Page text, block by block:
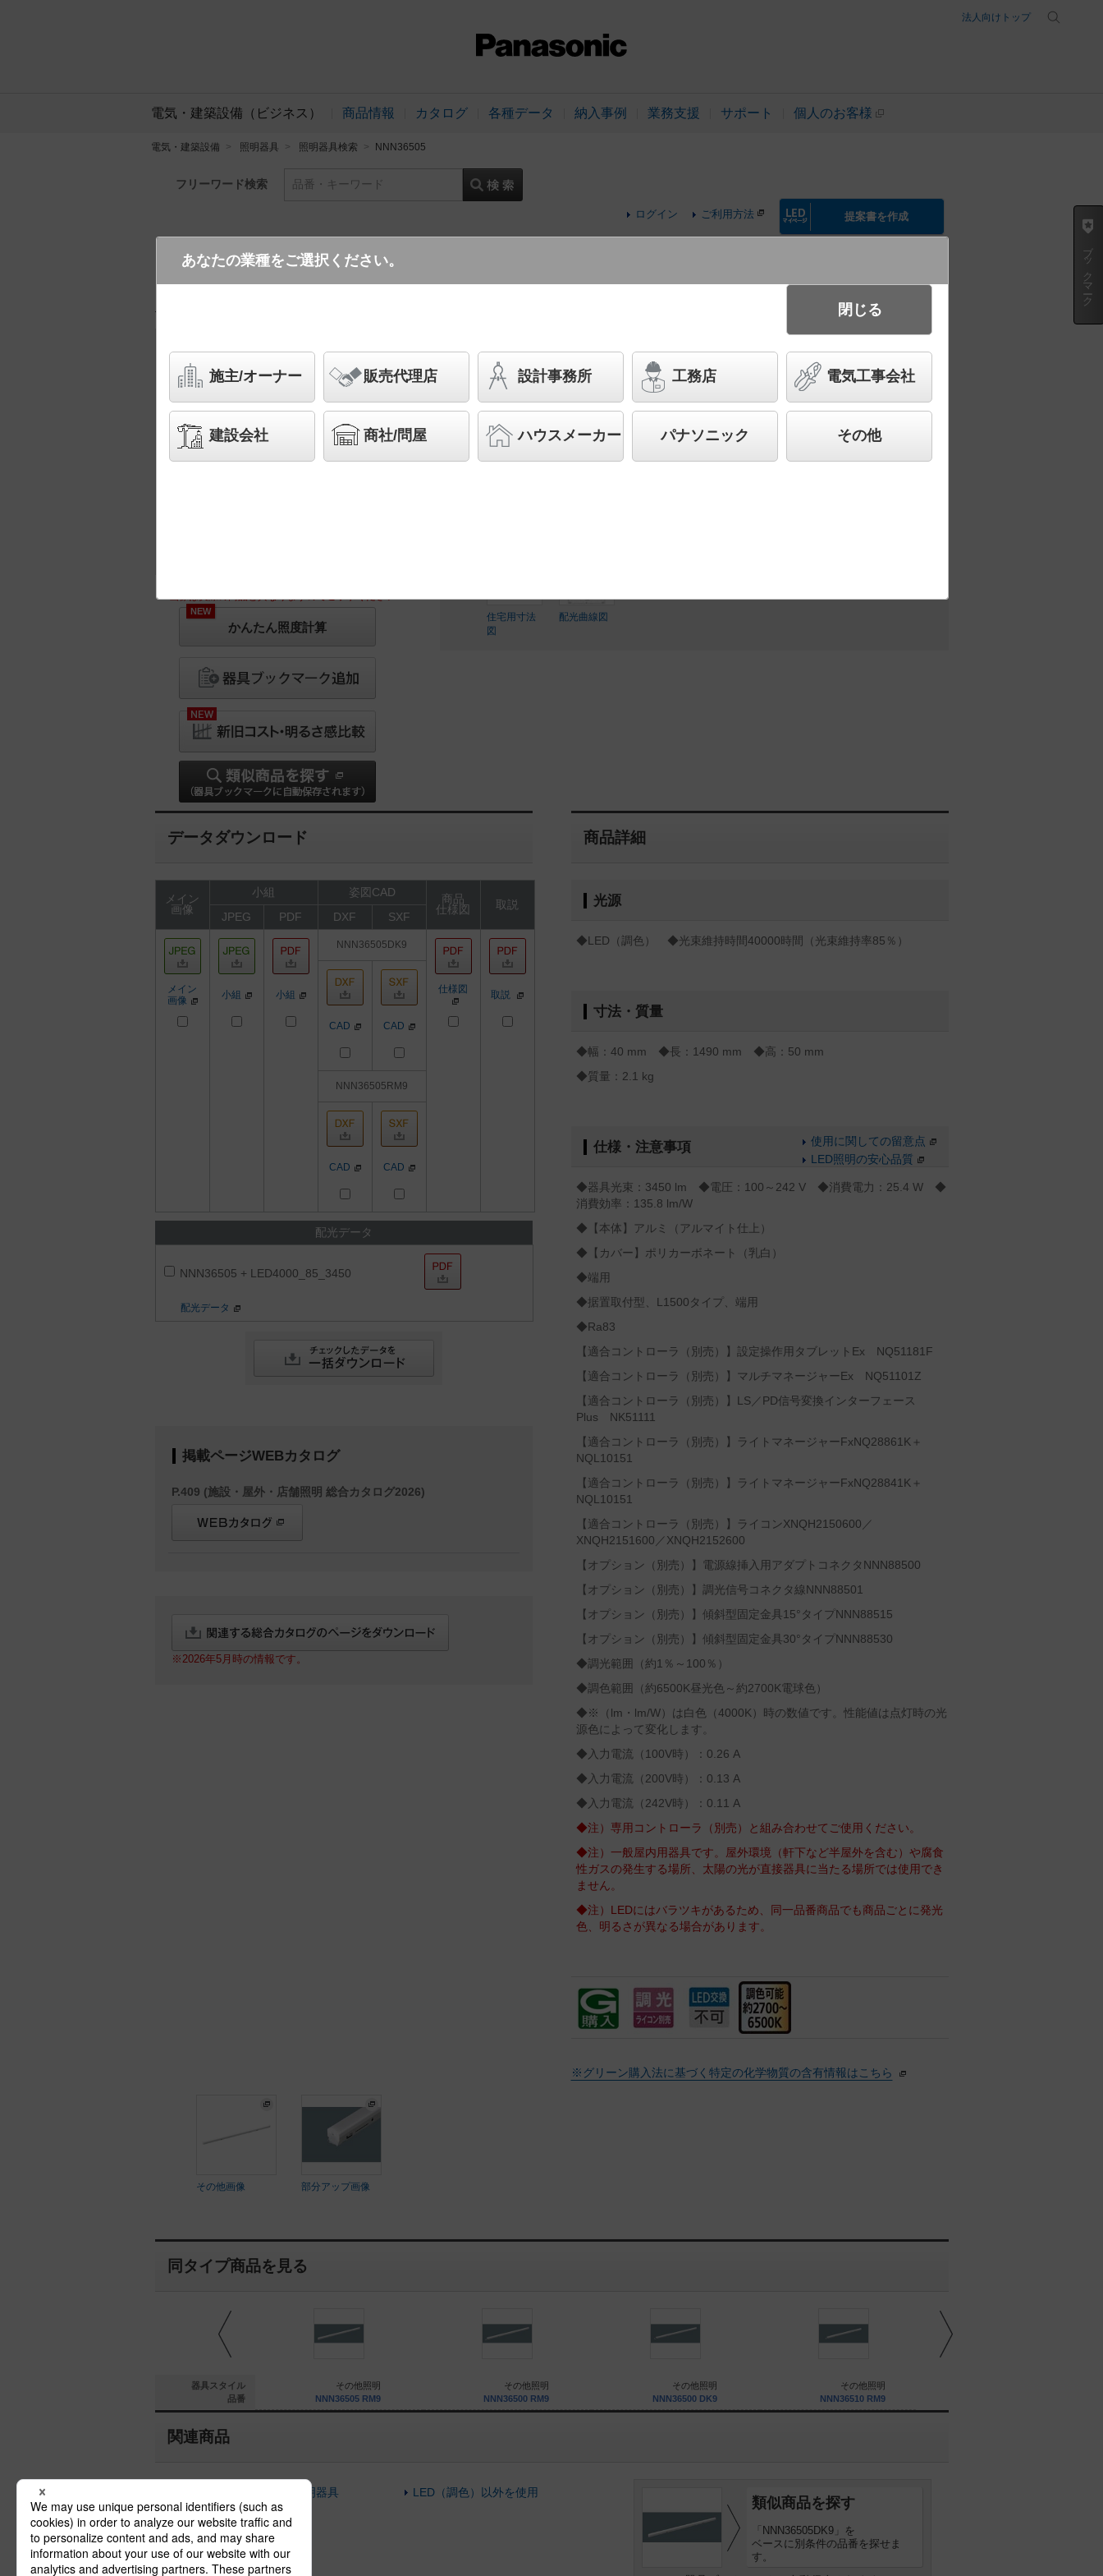
法人向けトップ
電気・建築設備（ビジネス） 商品情報 カタログ 各種データ 納入事例 業務支援 サポート 個人のお客様
電気・建築設備 照明器具 照明器具検索 NNN36505
フリーワード検索 品番・キーワード
ログイン ご利用方法 提案書を作成
NNN36505 DK9
※画像は実際の商品と異なりますのでご了承ください
NEW
かんたん照度計算
据置取付型 LED（調色） シームレス建築部材照明器具 端用 調光タイプ
（ライコン別売）・調色調光タイプ／L1500タイプ
スペシャル商品（先端技術や優れたデザイン性を持ち合わせ、快適で先進的な照明環境をご提
案する商品群です）
◆工場在庫品
◆希望小売価格 46,400 円（税抜）
住宅用寸法
図
配光曲線図
データダウンロード
メイン
画像
小組 姿図CAD
商品
仕様図
取説
JPEG
PDF DXF SXF
メイン
画像
小組 小組
NNN36505DK9
仕様図 取説
CAD CAD
NNN36505RM9
CAD CAD
配光データ
NNN36505 + LED4000_85_3450
配光データ
掲載ページWEBカタログ
P.409 (施設・屋外・店舗照明 総合カタログ2026)
※2026年5月時の情報です。
商品詳細
光源
◆LED（調色） ◆光束維持時間40000時間（光束維持率85％）
寸法・質量
◆幅：40 mm ◆長：1490 mm ◆高：50 mm
◆質量：2.1 kg
仕様・注意事項
使用に関しての留意点
LED照明の安心品質
◆器具光束：3450 lm ◆電圧：100～242 V ◆消費電力：25.4 W ◆
消費効率：135.8 lm/W
◆【本体】アルミ（アルマイト仕上）
◆【カバー】ポリカーボネート（乳白）
◆端用
◆据置取付型、L1500タイプ、端用
◆Ra83
【適合コントローラ（別売）】設定操作用タブレットEx NQ51181F
【適合コントローラ（別売）】マルチマネージャーEx NQ51101Z
【適合コントローラ（別売）】LS／PD信号変換インターフェース
Plus NK51111
【適合コントローラ（別売）】ライトマネージャーFxNQ28861K＋
NQL10151
【適合コントローラ（別売）】ライトマネージャーFxNQ28841K＋
NQL10151
【適合コントローラ（別売）】ライコンXNQH2150600／
XNQH2151600／XNQH2152600
【オプション（別売）】電源線挿入用アダプトコネクタNNN88500
【オプション（別売）】調光信号コネクタ線NNN88501
【オプション（別売）】傾斜型固定金具15°タイプNNN88515
【オプション（別売）】傾斜型固定金具30°タイプNNN88530
◆調光範囲（約1％～100％）
◆調色範囲（約6500K昼光色～約2700K電球色）
◆※（lm・lm/W）は白色（4000K）時の数値です。性能値は点灯時の光
源色によって変化します。
◆入力電流（100V時）：0.26 A
◆入力電流（200V時）：0.13 A
◆入力電流（242V時）：0.11 A
◆注）専用コントローラ（別売）と組み合わせてご使用ください。
◆注）一般屋内用器具です。屋外環境（軒下など半屋外を含む）や腐食
性ガスの発生する場所、太陽の光が直接器具に当たる場所では使用でき
ません。
◆注）LEDにはバラツキがあるため、同一品番商品でも商品ごとに発光
色、明るさが異なる場合があります。
※グリーン購入法に基づく特定の化学物質の含有情報はこちら
その他画像 部分アップ画像
同タイプ商品を見る
器具スタイル
品番
その他照明
その他照明
NNN36505 RM9
その他照明
NNN36500 RM9
その他照明
NNN36500 DK9
その他照明
NNN36510 RM9
関連商品
据置取付型以外の建築化照明器具 LED（調色）以外を使用
類似商品を探す
「NNN36505DK9」を
ベースに別条件の品番を探せま
す。
ブックマーク
あなたの業種をご選択ください。
施主/オーナー 販売代理店 設計事務所 工務店 電気工事会社
建設会社 商社/問屋 ハウスメーカー パナソニック その他
閉じる